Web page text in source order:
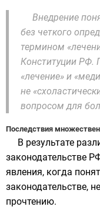
Внедрение
без четкого
термином
Конституции РФ.
«лечение» и
не
вопросом для
Последствия
В результате
законодательстве
явления, когда
законодательстве,
прочтению.